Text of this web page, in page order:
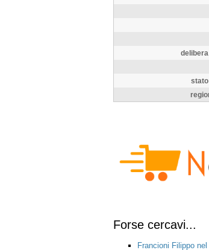
Forse cercavi...
Francioni Filippo